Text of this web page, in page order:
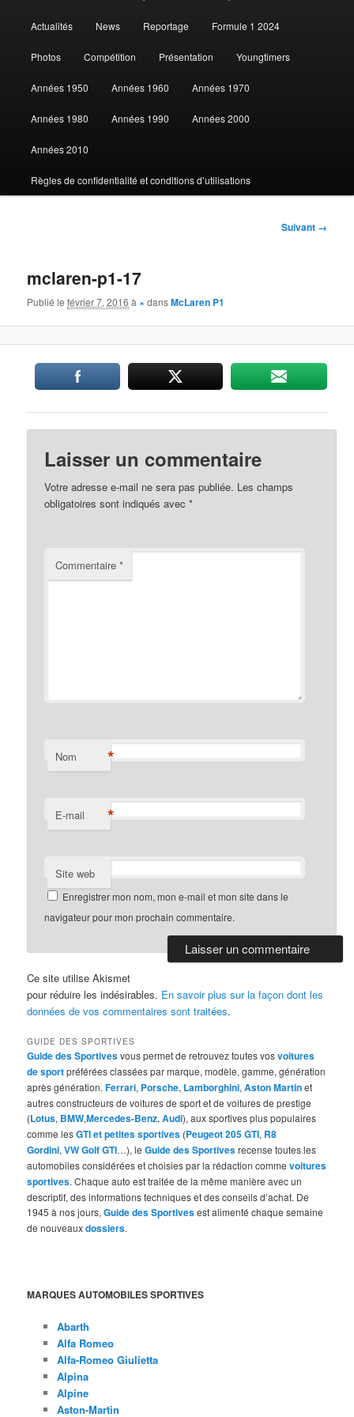
contenu
Actualités News Reportage Formule 1 2024
Photos Compétition Présentation Youngtimers
Années 1950 Années 1960 Années 1970
Années 1980 Années 1990 Années 2000
Années 2010
Règles de confidentialité et conditions d’utilisations
Navigation
Suivant →
mclaren-p1-17
Publié lefévrier 7, 2016 à ×dansMcLaren P1
Laisser un commentaire
Votre adresse e-mail ne sera pas publiée. Les champs
obligatoires sont indiqués avec*
Commentaire*
Nom *
E-mail *
Site web
Enregistrer mon nom, mon e-mail et mon site dans le
navigateur pour mon prochain commentaire.
Ce site utilise Akismet
pour réduire les indésirables. En savoir plus sur la façon dont les
données de vos commentaires sont traitées.
GUIDE DES SPORTIVES
Guide des Sportivesvous permet de retrouvez toutes vosvoitures
de sportpréférées classées par marque, modèle, gamme, génération
après génération.Ferrari, Porsche, Lamborghini,Aston Martinet
autres constructeurs de voitures de sport et de voitures de prestige
(Lotus, BMW,Mercedes-Benz,Audi), aux sportives plus populaires
comme lesGTI et petites sportives (Peugeot 205 GTI, R8
Gordini,VW Golf GTI…), leGuide des Sportivesrecense toutes les
automobiles considérées et choisies par la rédaction commevoitures
sportives. Chaque auto est traitée de la même manière avec un
descriptif, des informations techniques et des conseils d’achat. De
1945 à nos jours,Guide des Sportivesest alimenté chaque semaine
de nouveauxdossiers.
MARQUES AUTOMOBILES SPORTIVES
Abarth
Alfa Romeo
Alfa-Romeo Giulietta
Alpina
Alpine
Aston-Martin